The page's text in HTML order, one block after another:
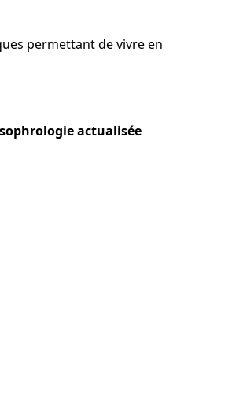
permettant de vivre en
actualisée